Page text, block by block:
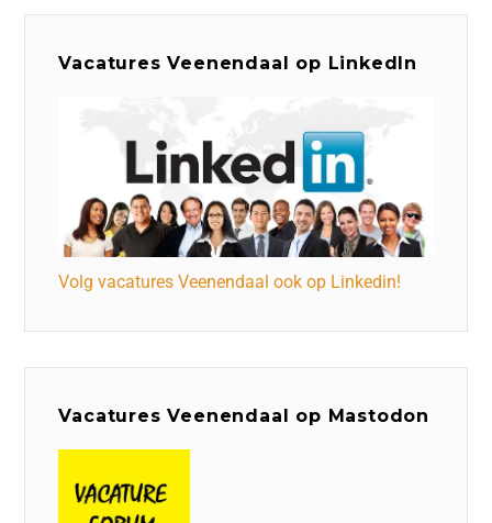
Vacatures Veenendaal op LinkedIn
Volg vacatures Veenendaal ook op Linkedin!
Vacatures Veenendaal op Mastodon